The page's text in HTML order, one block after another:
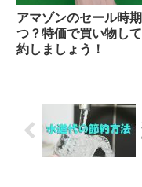
アマゾンのセール時
つ？特価で買い物し
約しましょう！